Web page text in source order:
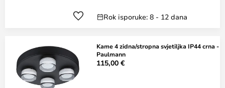
Rok isporuke: 8 - 12 dana
Kame 4 zidna/stropna svjetiljka IP44 crna -
Paulmann
115,00 €